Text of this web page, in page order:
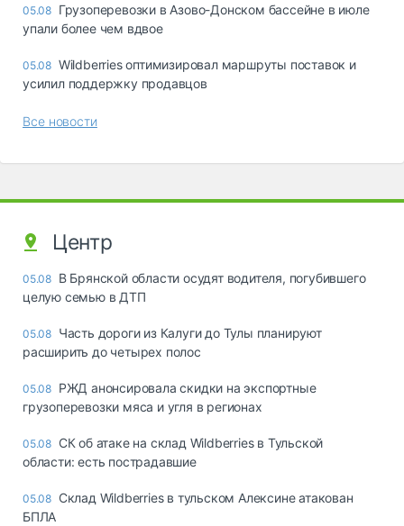
05.08 Грузоперевозки в Азово-Донском бассейне в июле
упали более чем вдвое
05.08 Wildberries оптимизировал маршруты поставок и
усилил поддержку продавцов
Все новости
Центр
05.08 В Брянской области осудят водителя, погубившего
целую семью в ДТП
05.08 Часть дороги из Калуги до Тулы планируют
расширить до четырех полос
05.08 РЖД анонсировала скидки на экспортные
грузоперевозки мяса и угля в регионах
05.08 СК об атаке на склад Wildberries в Тульской
области: есть пострадавшие
05.08 Склад Wildberries в тульском Алексине атакован
БПЛА